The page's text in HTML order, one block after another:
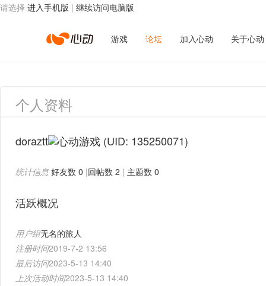
请选择 进入手机版 | 继续访问电脑版
心
动
络
游戏 论坛 加入心动 关于心动
个人资料
doraztt (UID: 135250071)
统计信息 好友数 0 |回帖数 2 | 主题数 0
活跃概况
用户组无名的旅人
注册时间2019-7-2 13:56
最后访问2023-5-13 14:40
上次活动时间2023-5-13 14:40